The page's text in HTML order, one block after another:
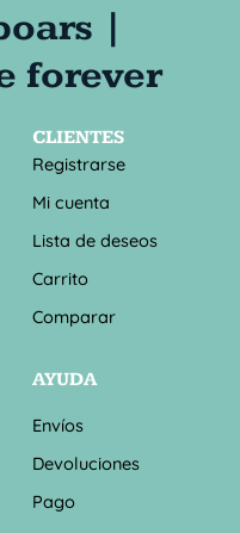
CLIENTES
Registrarse
Mi cuenta
Lista de deseos
Carrito
Comparar
AYUDA
Envíos
Devoluciones
Pago